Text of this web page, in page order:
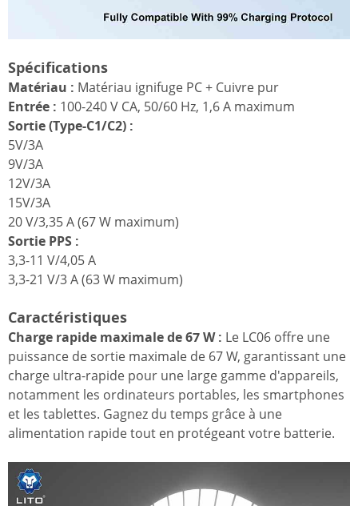
Spécifications
Matériau : Matériau ignifuge PC + Cuivre pur
Entrée : 100-240 V CA, 50/60 Hz, 1,6 A maximum
Sortie (Type-C1/C2) :
5V/3A
9V/3A
12V/3A
15V/3A
20 V/3,35 A (67 W maximum)
Sortie PPS :
3,3-11 V/4,05 A
3,3-21 V/3 A (63 W maximum)
Caractéristiques
Charge rapide maximale de 67 W : Le LC06 offre une
puissance de sortie maximale de 67 W, garantissant une
charge ultra-rapide pour une large gamme d'appareils,
notamment les ordinateurs portables, les smartphones
et les tablettes. Gagnez du temps grâce à une
alimentation rapide tout en protégeant votre batterie.